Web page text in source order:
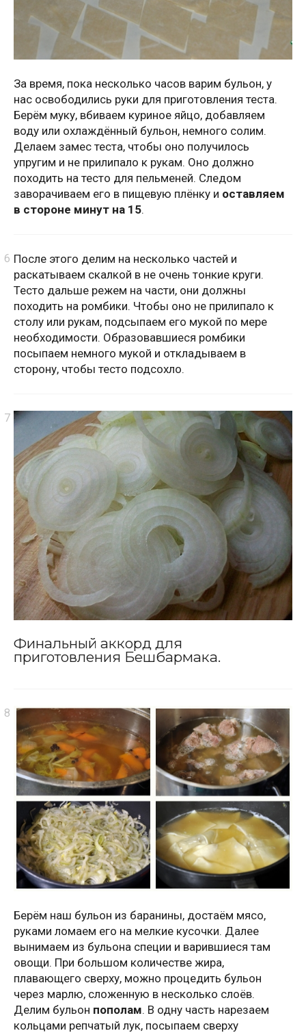
За время, пока несколько часов варим бульон, у
нас освободились руки для приготовления теста.
Берём муку, вбиваем куриное яйцо, добавляем
воду или охлаждённый бульон, немного солим.
Делаем замес теста, чтобы оно получилось
упругим и не прилипало к рукам. Оно должно
походить на тесто для пельменей. Следом
заворачиваем его в пищевую плёнку и оставляем
в стороне минут на 15.
После этого делим на несколько частей и
раскатываем скалкой в не очень тонкие круги.
Тесто дальше режем на части, они должны
походить на ромбики. Чтобы оно не прилипало к
столу или рукам, подсыпаем его мукой по мере
необходимости. Образовавшиеся ромбики
посыпаем немного мукой и откладываем в
сторону, чтобы тесто подсохло.
Финальный аккорд для
приготовления Бешбармака.
Берём наш бульон из баранины, достаём мясо,
руками ломаем его на мелкие кусочки. Далее
вынимаем из бульона специи и варившиеся там
овощи. При большом количестве жира,
плавающего сверху, можно процедить бульон
через марлю, сложенную в несколько слоёв.
Делим бульон пополам. В одну часть нарезаем
кольцами репчатый лук, посыпаем сверху